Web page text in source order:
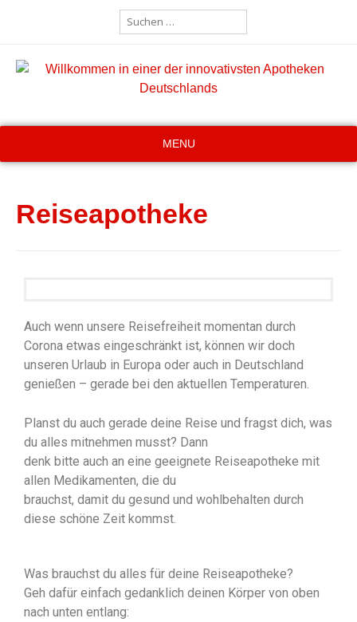
MENU
Reiseapotheke
Auch wenn unsere Reisefreiheit momentan durch
Corona etwas eingeschränkt ist, können wir doch
unseren Urlaub in Europa oder auch in Deutschland
genießen – gerade bei den aktuellen Temperaturen.
Planst du auch gerade deine Reise und fragst dich, was
du alles mitnehmen musst? Dann
denk bitte auch an eine geeignete Reiseapotheke mit
allen Medikamenten, die du
brauchst, damit du gesund und wohlbehalten durch
diese schöne Zeit kommst.
Was brauchst du alles für deine Reiseapotheke?
Geh dafür einfach gedanklich deinen Körper von oben
nach unten entlang: